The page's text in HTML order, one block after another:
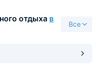
отдыха в
Все